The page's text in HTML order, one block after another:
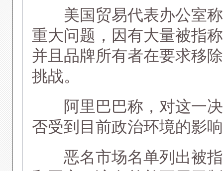
美国贸易代表办公室称
重大问题，因有大量被指
并且品牌所有者在要求移
挑战。
阿里巴巴称，对这一决
否受到目前政治环境的影
恶名市场名单列出被指